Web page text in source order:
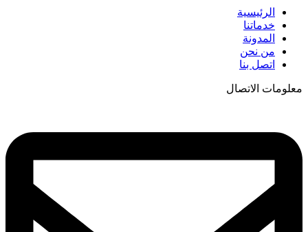
الرئيسية
خدماتنا
المدونة
من نحن
اتصل بنا
معلومات الاتصال